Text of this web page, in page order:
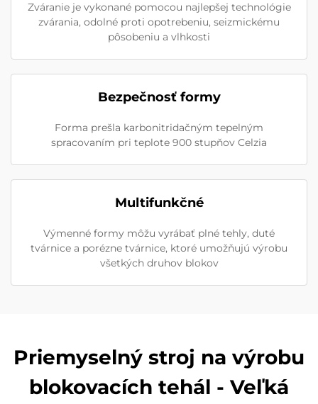
Zváranie je vykonané pomocou najlepšej technológie
zvárania, odolné proti opotrebeniu, seizmickému
pôsobeniu a vlhkosti
Bezpečnosť formy
Forma prešla karbonitridačným tepelným
spracovaním pri teplote 900 stupňov Celzia
Multifunkčné
Výmenné formy môžu vyrábať plné tehly, duté
tvárnice a porézne tvárnice, ktoré umožňujú výrobu
všetkých druhov blokov
Priemyselný stroj na výrobu
blokovacích tehál - Veľká